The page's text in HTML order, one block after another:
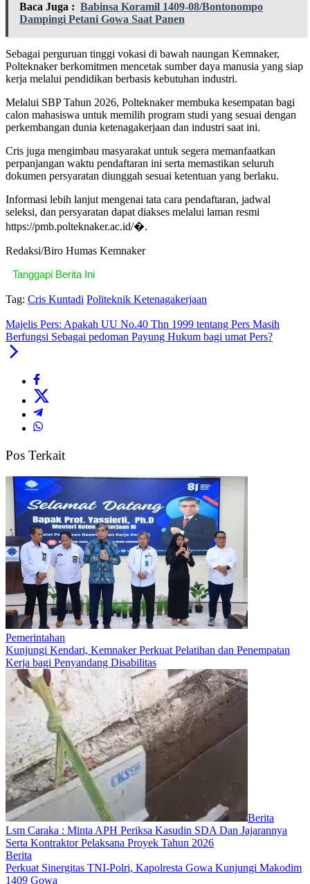
Baca Juga : Babinsa Koramil 1409-08/Bontonompo
Dampingi Petani Gowa Saat Panen
Sebagai perguruan tinggi vokasi di bawah naungan Kemnaker,
Polteknaker berkomitmen mencetak sumber daya manusia yang siap
kerja melalui pendidikan berbasis kebutuhan industri.
Melalui SBP Tahun 2026, Polteknaker membuka kesempatan bagi
calon mahasiswa untuk memilih program studi yang sesuai dengan
perkembangan dunia ketenagakerjaan dan industri saat ini.
Cris juga mengimbau masyarakat untuk segera memanfaatkan
perpanjangan waktu pendaftaran ini serta memastikan seluruh
dokumen persyaratan diunggah sesuai ketentuan yang berlaku.
Informasi lebih lanjut mengenai tata cara pendaftaran, jadwal
seleksi, dan persyaratan dapat diakses melalui laman resmi
https://pmb.polteknaker.ac.id/⁠�.
Redaksi/Biro Humas Kemnaker
Tanggapi Berita Ini
Tag: Cris Kuntadi Politeknik Ketenagakerjaan
Majelis Pers: Apakah UU No.40 Thn 1999 tentang Pers Masih
Berfungsi Sebagai pedoman Payung Hukum bagi umat Pers?
Pos Terkait
Pemerintahan
Kunjungi Kendari, Kemnaker Perkuat Pelatihan dan Penempatan
Kerja bagi Penyandang Disabilitas
Berita
Lsm Caraka : Minta APH Periksa Kasudin SDA Dan Jajarannya
Serta Kontraktor Pelaksana Proyek Tahun 2026
Berita
Perkuat Sinergitas TNI-Polri, Kapolresta Gowa Kunjungi Makodim
1409 Gowa